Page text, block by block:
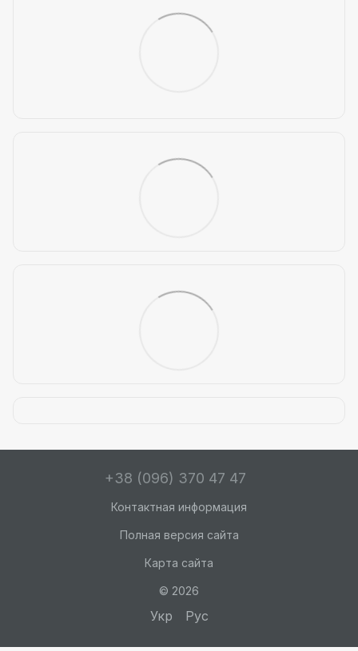
+38 (096) 370 47 47
Контактная информация
Полная версия сайта
Карта сайта
© 2026
Укр Рус